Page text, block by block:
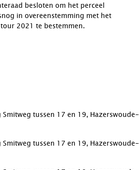
besloten om het perceel
in overeenstemming met het
2021 te bestemmen.
tussen 17 en 19, Hazerswoude-
tussen 17 en 19, Hazerswoude-